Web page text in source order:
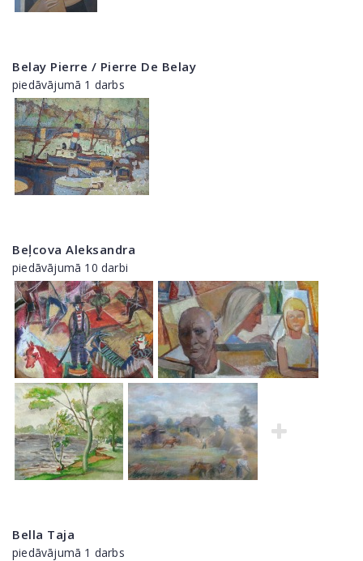
Belay Pierre / Pierre De Belay
piedāvājumā 1 darbs
Beļcova Aleksandra
piedāvājumā 10 darbi
Bella Taja
piedāvājumā 1 darbs